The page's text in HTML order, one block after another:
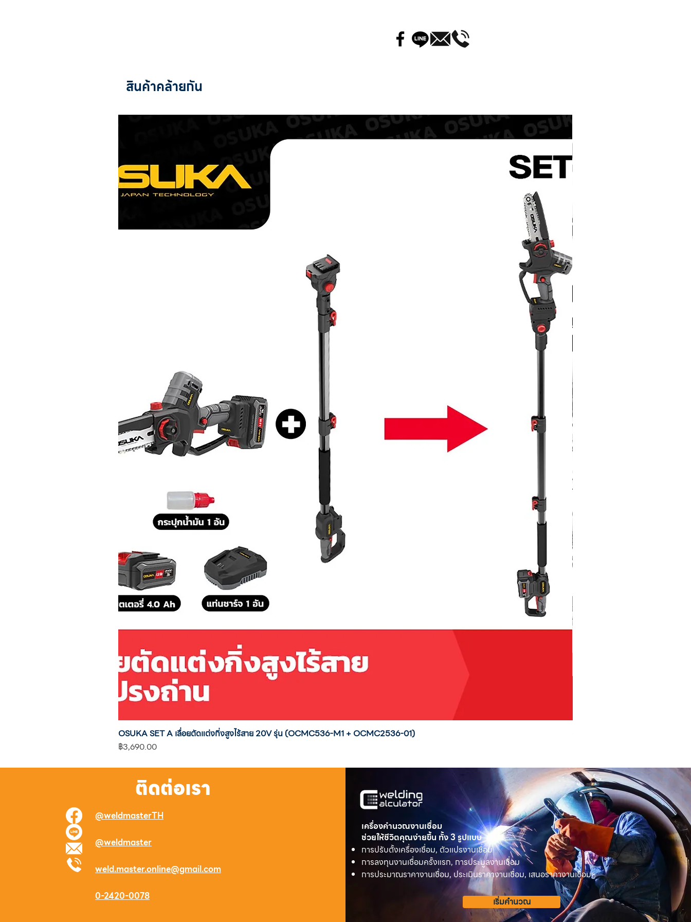
สินค้าคล้ายกัน
OSUKA SET A เลื่อยตัดแต่งกิ่งสูงไร้สาย 20V รุ่น (OCMC536-M1 + OCMC2536-01)
ราคา
฿3,690.00
ติดต่อเรา
@weldmasterTH
@weldmaster
weld.master.online@gmail.com
0-2420-0078
เครื่องคำนวณงานเชื่อม
ช่วยให้ชีวิตคุณง่ายขึ้น ทั้ง 3 รูปแบบ
การปรับตั้งเครื่องเชื่อม, ตัวแปรงานเชื่อม
การลงทุนงานเชื่อมครั้งแรก, การประมูลงานเชื่อม
การประมาณราคางานเชื่อม, ประเมินราคางานเชื่อม, เสนอราคางานเชื่อม
เริ่มคำนวณ